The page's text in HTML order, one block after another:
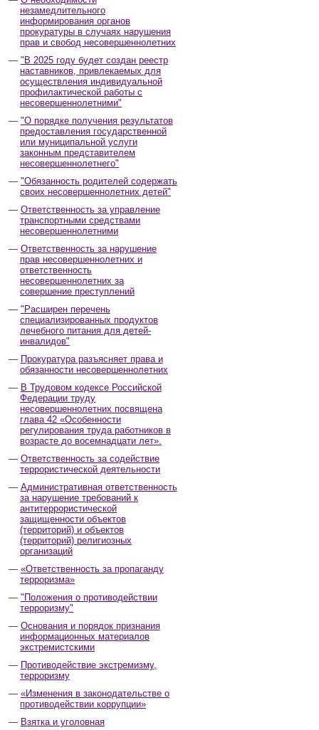
незамедлительного
информирования органов
прокуратуры в случаях нарушения
прав и свобод несовершеннолетних
"В 2025 году будет создан реестр
наставников, привлекаемых для
осуществления индивидуальной
профилактической работы с
несовершеннолетними"
"О порядке получения результатов
предоставления государственной
или муниципальной услуги
законным представителем
несовершеннолетнего"
"Обязанность родителей содержать
своих несовершеннолетних детей"
Ответственность за управление
транспортными средствами
несовершеннолетними
Ответственность за нарушение
прав несовершеннолетних и
ответственность
несовершеннолетних за
совершение преступлений
"Расширен перечень
специализированных продуктов
лечебного питания для детей-
инвалидов"
Прокуратура разъясняет права и
обязанности несовершеннолетних
В Трудовом кодексе Российской
Федерации труду
несовершеннолетних посвящена
глава 42 «Особенности
регулирования труда работников в
возрасте до восемнадцати лет».
Ответственность за содействие
террористической деятельности
Административная ответственность
за нарушение требований к
антитеррористической
защищенности объектов
(территорий) и объектов
(территорий) религиозных
организаций
«Ответственность за пропаганду
терроризма»
"Положения о противодействии
терроризму"
Основания и порядок признания
информационных материалов
экстремистскими
Противодействие экстремизму,
терроризму
«Изменения в законодательстве о
противодействии коррупции»
Взятка и уголовная